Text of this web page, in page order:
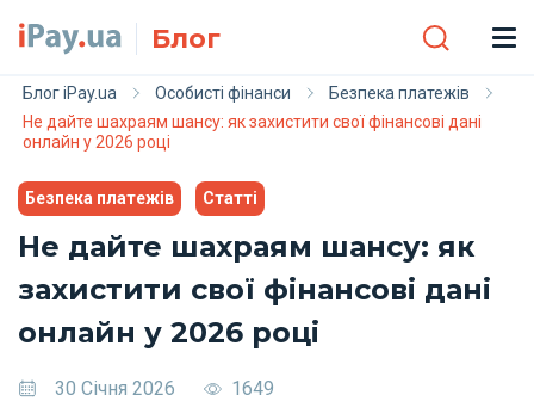
Блог
Блог iPay.ua Особисті фінанси
Безпека платежів
Не дайте шахраям шансу: як захистити свої фінансові дані
онлайн у 2026 році
Безпека платежів Статті
Не дайте шахраям шансу: як
захистити свої фінансові дані
онлайн у 2026 році
30 Січня 2026 1649